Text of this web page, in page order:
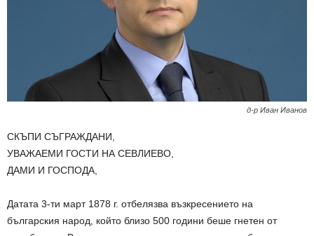
д-р Иван Иванов
СКЪПИ СЪГРАЖДАНИ,
УВАЖАЕМИ ГОСТИ НА СЕВЛИЕВО,
ДАМИ И ГОСПОДА,
Датата 3-ти март 1878 г. отбелязва възкресението на
българския народ, който близо 500 години беше гнетен от